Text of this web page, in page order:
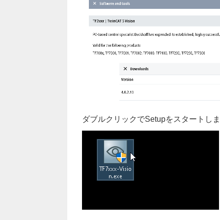
ダブルクリックでSetupをスタートし